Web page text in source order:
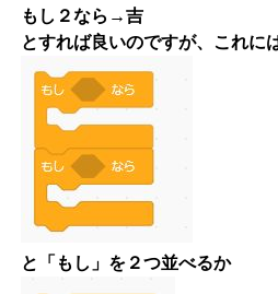
もし２なら→吉
とすれば良いのですが、これに
と「もし」を２つ並べるか